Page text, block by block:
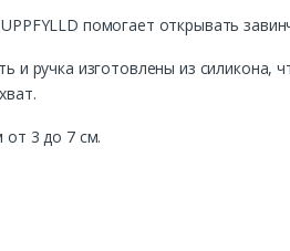
помогает открывать
и ручка изготовлены из
3 до 7 см.